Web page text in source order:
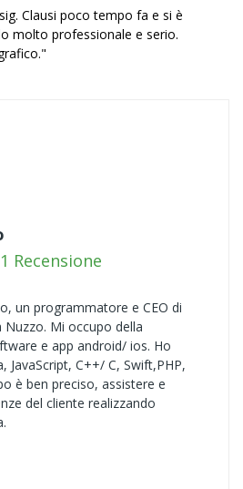
Clausi poco tempo fa e si è
molto professionale e serio.
1 Recensione
un programmatore e CEO di
Nuzzo. Mi occupo della
e app android/ ios. Ho
JavaScript, C++/ C, Swift,PHP,
è ben preciso, assistere e
del cliente realizzando